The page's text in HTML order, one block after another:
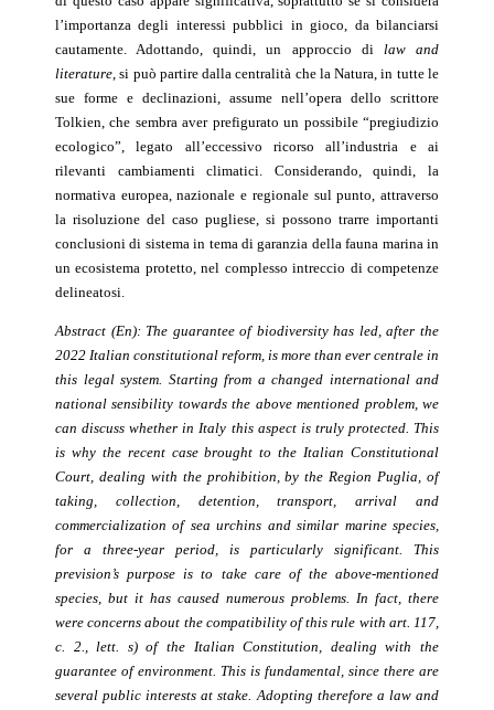
l’importanza degli interessi pubblici in gioco, da bilanciarsi
cautamente. Adottando, quindi, un approccio di law and
literature, si può partire dalla centralità che la Natura, in tutte le
sue forme e declinazioni, assume nell’opera dello scrittore
Tolkien, che sembra aver prefigurato un possibile “pregiudizio
ecologico”, legato all’eccessivo ricorso all’industria e ai
rilevanti cambiamenti climatici. Considerando, quindi, la
normativa europea, nazionale e regionale sul punto, attraverso
la risoluzione del caso pugliese, si possono trarre importanti
conclusioni di sistema in tema di garanzia della fauna marina in
un ecosistema protetto, nel complesso intreccio di competenze
delineatosi.
Abstract (En): The guarantee of biodiversity has led, after the
2022 Italian constitutional reform, is more than ever centrale in
this legal system. Starting from a changed international and
national sensibility towards the above mentioned problem, we
can discuss whether in Italy this aspect is truly protected. This
is why the recent case brought to the Italian Constitutional
Court, dealing with the prohibition, by the Region Puglia, of
taking, collection, detention, transport, arrival and
commercialization of sea urchins and similar marine species,
for a three-year period, is particularly significant. This
prevision’s purpose is to take care of the above-mentioned
species, but it has caused numerous problems. In fact, there
were concerns about the compatibility of this rule with art. 117,
c. 2., lett. s) of the Italian Constitution, dealing with the
guarantee of environment. This is fundamental, since there are
several public interests at stake. Adopting therefore a law and